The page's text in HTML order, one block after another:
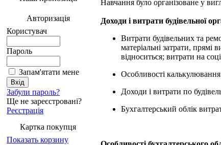
Авторизація
Користувач
Пароль
Запам'ятати мене
Забули пароль?
Ще не зареєстровані?
Реєстрація
Картка покупця
Показать корзину
Навчання було організоване у
Доходи і витрати будівельної
Витрати будівельних та
матеріальні затрати, прямі
відноситься; витрати на
Особливості
Доходи і витрати по
Бухгалтерський облік